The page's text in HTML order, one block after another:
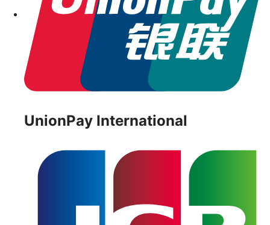
UnionPay International